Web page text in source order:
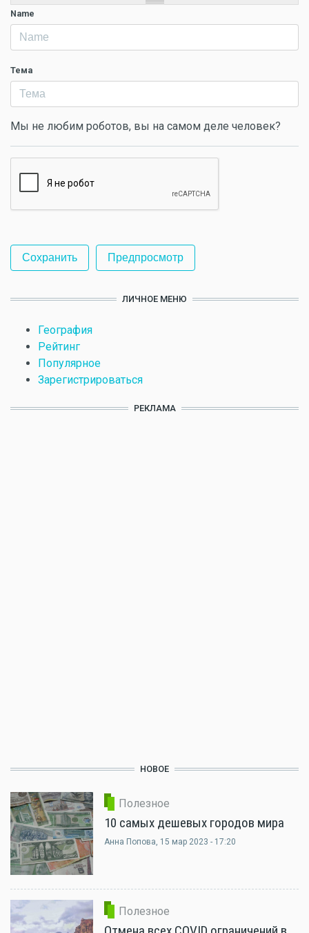
Name
Тема
Мы не любим роботов, вы на самом деле человек?
ЛИЧНОЕ МЕНЮ
География
Рейтинг
Популярное
Зарегистрироваться
РЕКЛАМА
НОВОЕ
Полезное
10 самых дешевых городов мира
Анна Попова, 15 мар 2023 - 17:20
Полезное